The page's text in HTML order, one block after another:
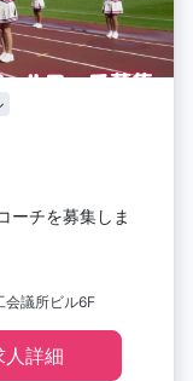
ーチを募集しま
会議所ビル6F
人詳細